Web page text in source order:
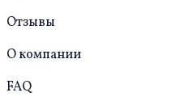
Отзывы
О компании
FAQ